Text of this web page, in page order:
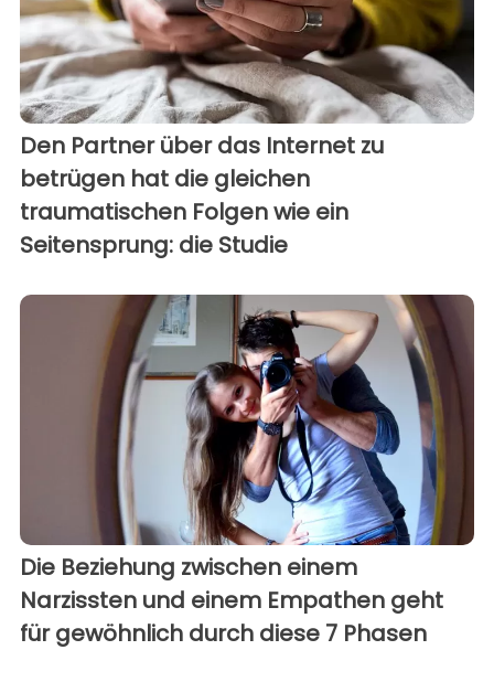
Den Partner über das Internet zu
betrügen hat die gleichen
traumatischen Folgen wie ein
Seitensprung: die Studie
Die Beziehung zwischen einem
Narzissten und einem Empathen geht
für gewöhnlich durch diese 7 Phasen